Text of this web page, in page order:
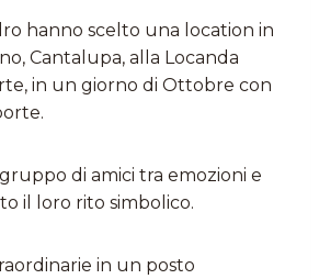
hanno scelto una location in
Cantalupa, alla Locanda
in un giorno di Ottobre con
di amici tra emozioni e
il loro rito simbolico.
in un posto